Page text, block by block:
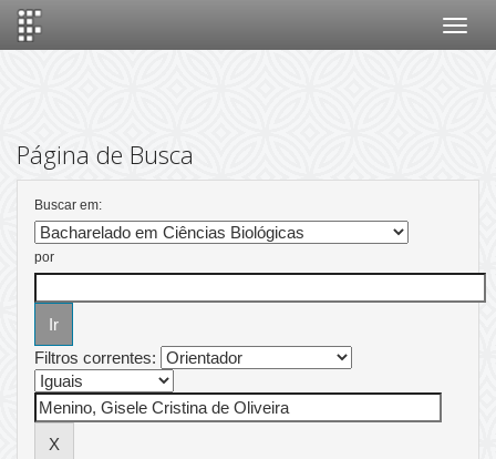
Página de Busca
Buscar em:
por
Filtros correntes: